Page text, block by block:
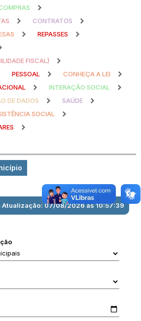
CONTRATOS
REPASSES
FISCAL)
PESSOAL
CONHEÇA A LEI
INTERAÇÃO SOCIAL
DE DADOS
SAÚDE
SOCIAL
Atualização: 07/08/2026 às 10:57:39